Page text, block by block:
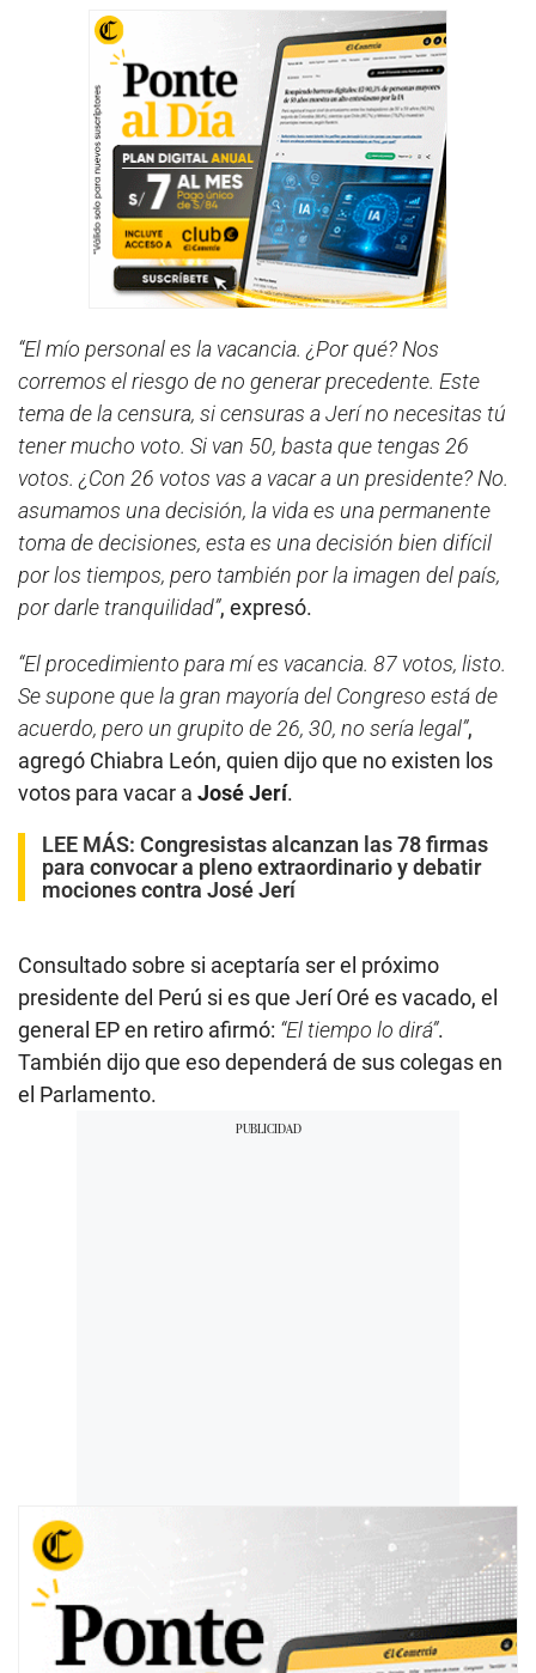
“El mío personal es la vacancia. ¿Por qué? Nos
corremos el riesgo de no generar precedente. Este
tema de la censura, si censuras a Jerí no necesitas tú
tener mucho voto. Si van 50, basta que tengas 26
votos. ¿Con 26 votos vas a vacar a un presidente? No.
asumamos una decisión, la vida es una permanente
toma de decisiones, esta es una decisión bien difícil
por los tiempos, pero también por la imagen del país,
por darle tranquilidad”, expresó.
“El procedimiento para mí es vacancia. 87 votos, listo.
Se supone que la gran mayoría del Congreso está de
acuerdo, pero un grupito de 26, 30, no sería legal”,
agregó Chiabra León, quien dijo que no existen los
votos para vacar a José Jerí.
LEE MÁS: Congresistas alcanzan las 78 firmas
para convocar a pleno extraordinario y debatir
mociones contra José Jerí
Consultado sobre si aceptaría ser el próximo
presidente del Perú si es que Jerí Oré es vacado, el
general EP en retiro afirmó: “El tiempo lo dirá”.
También dijo que eso dependerá de sus colegas en
el Parlamento.